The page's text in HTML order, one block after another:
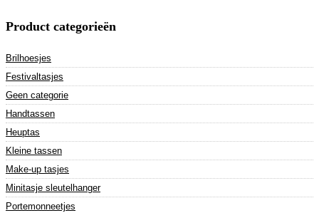
Product categorieën
Brilhoesjes
Festivaltasjes
Geen categorie
Handtassen
Heuptas
Kleine tassen
Make-up tasjes
Minitasje sleutelhanger
Portemonneetjes